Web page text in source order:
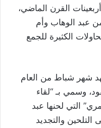
القرن الماضي،
عبد الوهاب وأم
الكثيرة للجمع
شهر شباط من العام
وسمي بـ “لقاء
التي لحنها عبد
التلحين والتجديد